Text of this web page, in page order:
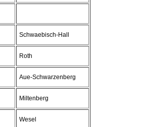
Schwaebisch-Hall
Roth
Aue-Schwarzenberg
Miltenberg
Wesel